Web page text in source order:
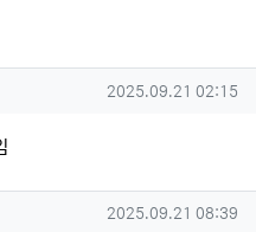
작성일
2025.09.21 02:15
작성일
2025.09.21 08:39